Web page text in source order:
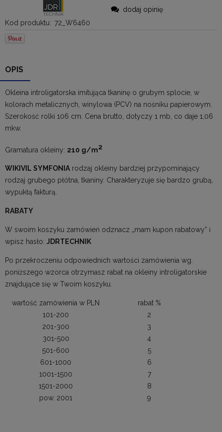
Kod produktu: 72_W6460
dodaj opinię
OPIS
Okleina introligatorska imitująca tkaninę o grubym splocie, w
kolorach metalicznych, winylowa (PCV) na nośniku papierowym.
Szerokość rolki 106 cm. Cena brutto, dotyczy 1 mb, co daje 1,06
mkw.
Gramatura okleiny: 210 g/m2
WIKIVIL SYMFONIA rodzaj okleiny bardziej przypominający
rodzaj grubego płótna, tkaniny. Charakteryzuje się bardzo grubą,
wypukłą fakturą.
RABATY
W swoim koszyku zamówień odznacz „mam kupon rabatowy” i
wpisz hasło: JDRTECHNIK
Po przekroczeniu odpowiednich wartości zamówienia wg.
poniższego wzorca otrzymasz rabat na okleiny introligatorskie
znajdujące się w Twoim koszyku.
wartość zamówienia w PLN
rabat %
101-200
2
201-300
3
301-500
4
501-600
5
601-1000
6
1001-1500
7
1501-2000
8
pow. 2001
9